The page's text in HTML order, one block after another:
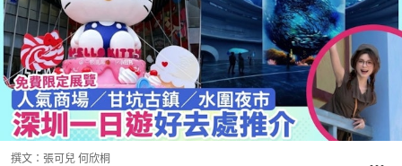
撰文： 張可兒 何欣桐